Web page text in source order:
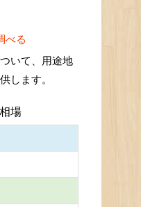
べる
いて、用途地
します。
場